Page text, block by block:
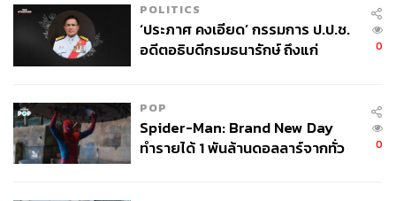
POLITICS
‘ประภาศ คงเอียด’ กรรมการ ป.ป.ช.
อดีตอธิบดีกรมธนารักษ์ ถึงแก่
0
POP
Spider-Man: Brand New Day
ทำรายได้ 1 พันล้านดอลลาร์จากทั่ว
0